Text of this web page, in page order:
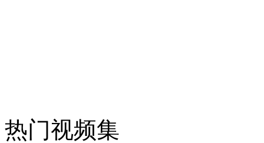
消防员救轻生者 花炮节热闹非凡
热门视频集